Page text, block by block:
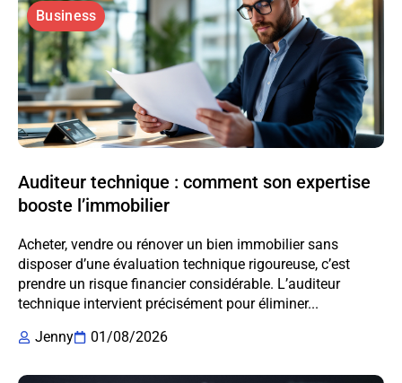
Business
Auditeur technique : comment son expertise
booste l’immobilier
Acheter, vendre ou rénover un bien immobilier sans
disposer d’une évaluation technique rigoureuse, c’est
prendre un risque financier considérable. L’auditeur
technique intervient précisément pour éliminer...
Jenny
01/08/2026